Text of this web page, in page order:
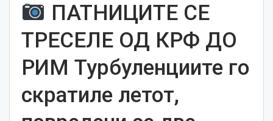
ПАТНИЦИТЕ СЕ
ТРЕСЕЛЕ ОД КРФ ДО
РИМ Турбуленциите го
скратиле летот,